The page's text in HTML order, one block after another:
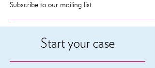
Subscribe to our mailing list
Start your case